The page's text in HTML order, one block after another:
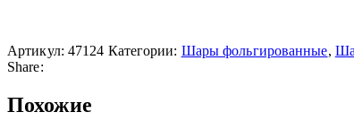
Артикул: 47124 Категории: Шары фольгированные,
Share:
Похожие